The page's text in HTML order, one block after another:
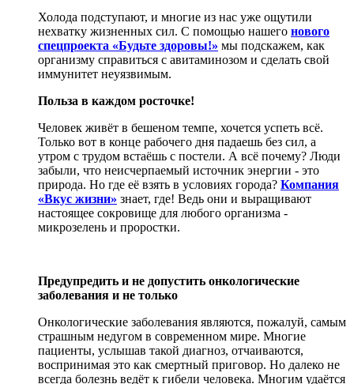
Холода подступают, и многие из нас уже ощутили
нехватку жизненных сил. С помощью нашего нового
спецпроекта «Будьте здоровы!» мы подскажем, как
организму справиться с авитаминозом и сделать свой
иммунитет неуязвимым.
Польза в каждом росточке!
Человек живёт в бешеном темпе, хочется успеть всё.
Только вот в конце рабочего дня падаешь без сил, а
утром с трудом встаёшь с постели. А всё почему? Люди
забыли, что неисчерпаемый источник энергии - это
природа. Но где её взять в условиях города? Компания
«Вкус жизни» знает, где! Ведь они и выращивают
настоящее сокровище для любого организма -
микрозелень и проростки.
Предупредить и не допустить онкологические
заболевания и не только
Онкологические заболевания являются, пожалуй, самым
страшным недугом в современном мире. Многие
пациенты, услышав такой диагноз, отчаиваются,
воспринимая это как смертный приговор. Но далеко не
всегда болезнь ведёт к гибели человека. Многим удаётся